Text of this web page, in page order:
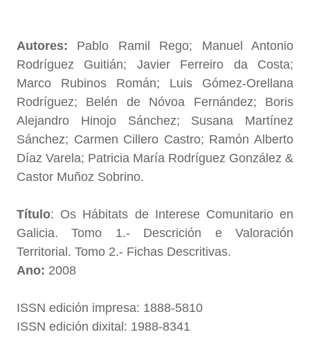
Autores: Pablo Ramil Rego; Manuel Antonio
Rodríguez Guitián; Javier Ferreiro da Costa;
Marco Rubinos Román; Luis Gómez-Orellana
Rodríguez; Belén de Nóvoa Fernández; Boris
Alejandro Hinojo Sánchez; Susana Martínez
Sánchez; Carmen Cillero Castro; Ramón Alberto
Díaz Varela; Patricia María Rodríguez González &
Castor Muñoz Sobrino.
Título: Os Hábitats de Interese Comunitario en
Galicia. Tomo 1.- Descrición e Valoración
Territorial. Tomo 2.- Fichas Descritivas.
Ano: 2008
ISSN edición impresa: 1888-5810
ISSN edición dixital: 1988-8341